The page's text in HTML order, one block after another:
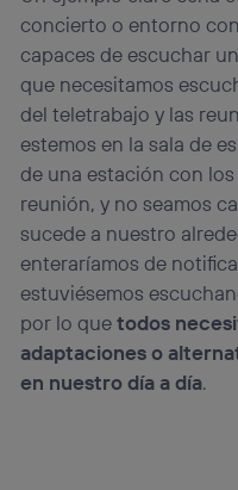
concierto o entorno
capaces de escuchar
que necesitamos
del teletrabajo y las
estemos en la sala de
de una estación con
reunión, y no seamos
sucede a nuestro
enteraríamos de
estuviésemos
por lo quetodos
adaptaciones o
en nuestro día a día.